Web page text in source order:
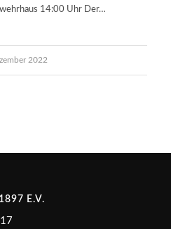
14:00 Uhr Der…
2022
E.V.